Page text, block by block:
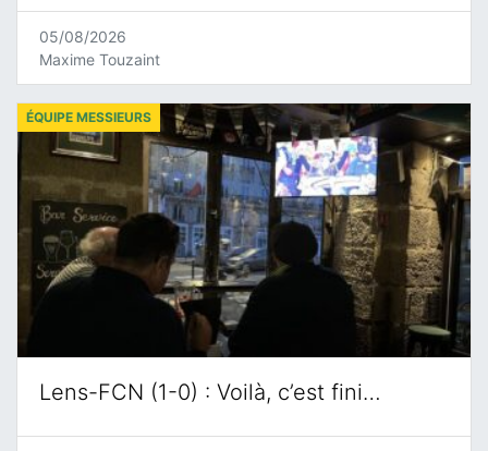
05/08/2026
Maxime Touzaint
Lens-FCN (1-0) : Voilà, c’est fini…
ÉQUIPE MESSIEURS